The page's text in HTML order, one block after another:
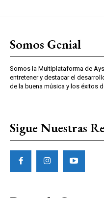
Somos Genial
Somos la Multiplataforma de
entretener y destacar el
de la buena música y los éxitos
Sigue Nuestras